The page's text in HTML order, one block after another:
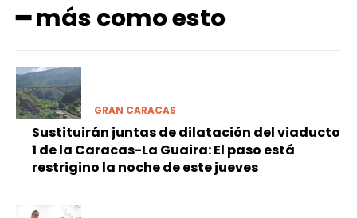
━ más como esto
GRAN CARACAS
Sustituirán juntas de dilatación del viaducto
1 de la Caracas-La Guaira: El paso está
restrigino la noche de este jueves